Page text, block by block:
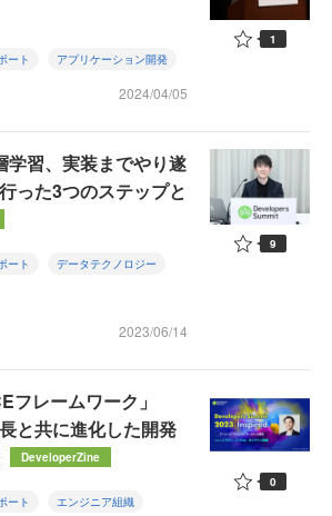
ート アプリケーション開発
2024/04/05
1
学習、実装までやり遂
った3つのステップと
ート データテクノロジー
2023/06/14
9
フレームワーク」
と共に進化した開発
DeveloperZine
ート エンジニア組織
0